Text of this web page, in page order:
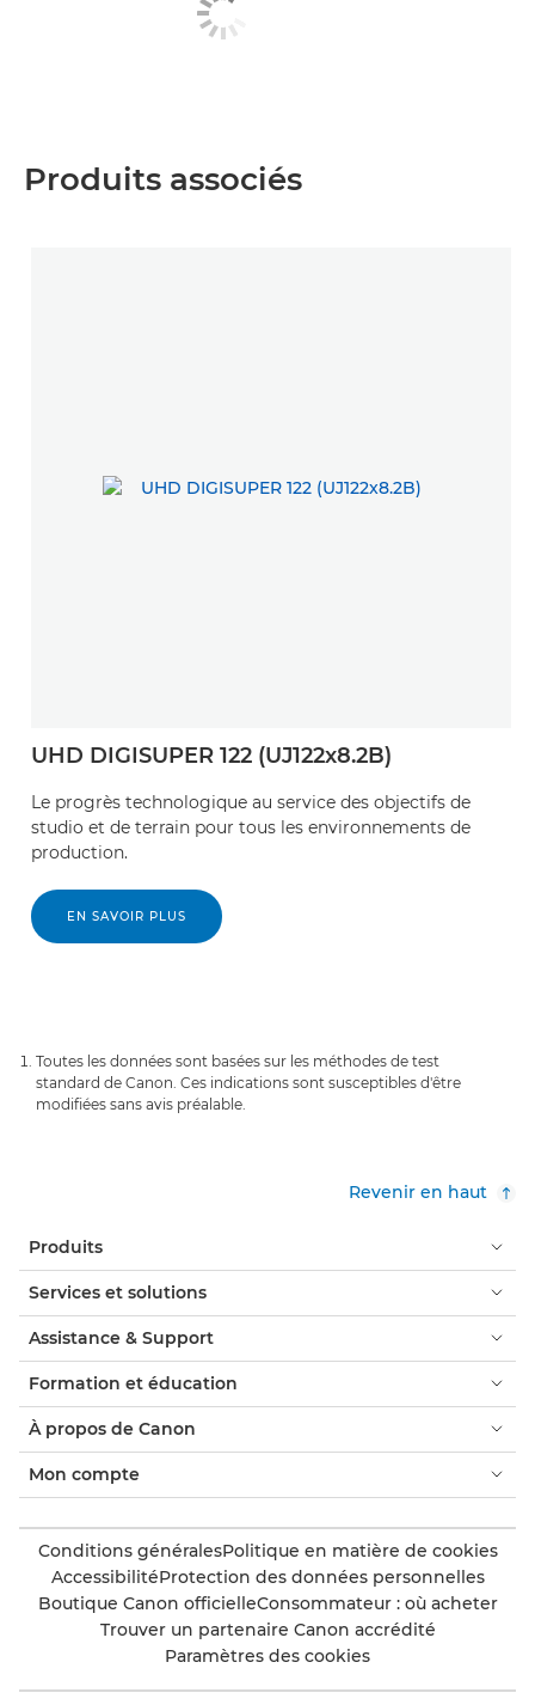
Produits associés
UHD DIGISUPER 122 (UJ122x8.2B)
Le progrès technologique au service des objectifs de
studio et de terrain pour tous les environnements de
production.
EN SAVOIR PLUS
Toutes les données sont basées sur les méthodes de test
standard de Canon. Ces indications sont susceptibles d'être
modifiées sans avis préalable.
Revenir en haut
Produits
Services et solutions
Assistance & Support
Formation et éducation
À propos de Canon
Mon compte
Conditions généralesPolitique en matière de cookies
AccessibilitéProtection des données personnelles
Boutique Canon officielleConsommateur : où acheter
Trouver un partenaire Canon accrédité
Paramètres des cookies